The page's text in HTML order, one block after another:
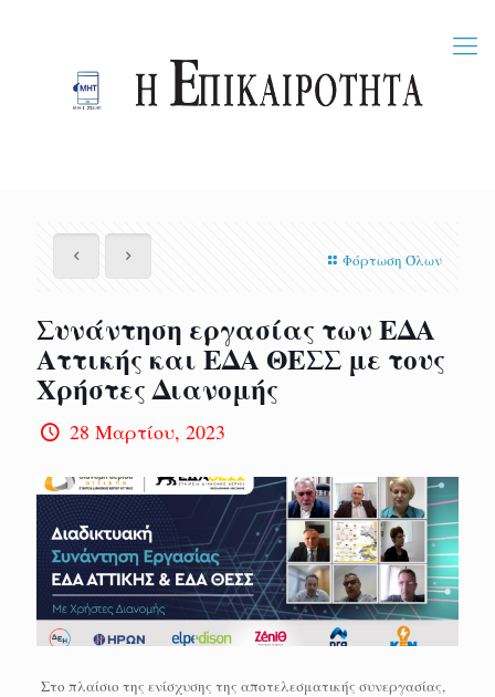
Φόρτωση Όλων
Συνάντηση εργασίας των ΕΔΑ
Αττικής και ΕΔΑ ΘΕΣΣ με τους
Χρήστες Διανομής
28 Μαρτίου, 2023
Στο πλαίσιο της ενίσχυσης της αποτελεσματικής συνεργασίας,